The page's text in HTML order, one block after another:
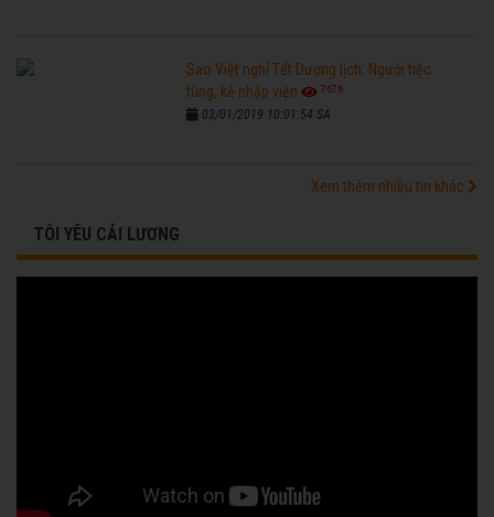
Sao Việt nghỉ Tết Dương lịch: Người tiệc
tùng, kẻ nhập viện
7676
03/01/2019 10:01:54 SA
Xem thêm nhiều tin khác
TÔI YÊU CẢI LƯƠNG